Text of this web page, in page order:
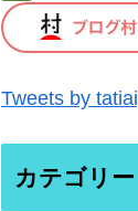
Tweets by
カテゴリー